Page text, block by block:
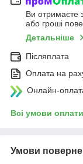
Ви отримаєте
або гроші
Детальніше
Післяплата
Оплата на
Онлайн-
Всі умови оплати
Умови